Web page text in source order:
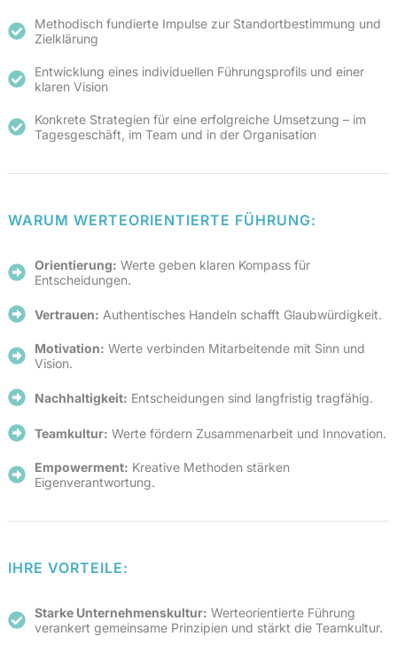
Methodisch fundierte Impulse zur Standortbestimmung und
Zielklärung
Entwicklung eines individuellen Führungsprofils und einer
klaren Vision
Konkrete Strategien für eine erfolgreiche Umsetzung – im
Tagesgeschäft, im Team und in der Organisation
WARUM WERTEORIENTIERTE FÜHRUNG:
Orientierung: Werte geben klaren Kompass für
Entscheidungen.
Vertrauen: Authentisches Handeln schafft Glaubwürdigkeit.
Motivation: Werte verbinden Mitarbeitende mit Sinn und
Vision.
Nachhaltigkeit: Entscheidungen sind langfristig tragfähig.
Teamkultur: Werte fördern Zusammenarbeit und Innovation.
Empowerment: Kreative Methoden stärken
Eigenverantwortung.
IHRE VORTEILE:
Starke Unternehmenskultur: Werteorientierte Führung
verankert gemeinsame Prinzipien und stärkt die Teamkultur.